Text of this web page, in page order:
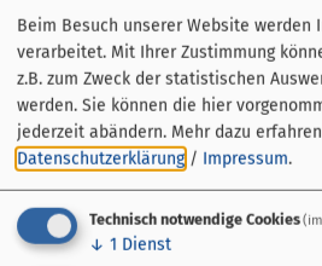
mitzunehmen
Die meisten Kostproben
Freien gereicht
Unsere Touren finden bei jedem
gutes Schuhwerk und ggf. an
denken
Hunde sind bei den Touren
Unsere Touren sind leider
Die Tour endet nicht dort, wo sie
Beim Besuch unserer Website werden
verarbeitet. Mit Ihrer Zustimmung
z.B. zum Zweck der statistischen
werden. Sie können die hier
jederzeit abändern. Mehr dazu
Datenschutzerklärung / Impressum.
Technisch notwendige Cookies
↓ 1 Dienst